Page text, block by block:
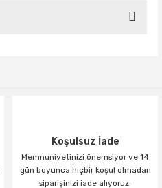
Koşulsuz İade
Memnuniyetinizi önemsiyor ve 14
gün boyunca hiçbir koşul olmadan
siparişinizi iade alıyoruz.